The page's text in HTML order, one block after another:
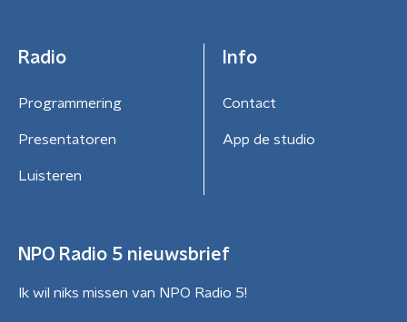
Radio
Programmering
Presentatoren
Luisteren
Info
Contact
App de studio
NPO Radio 5 nieuwsbrief
Ik wil niks missen van NPO Radio 5!